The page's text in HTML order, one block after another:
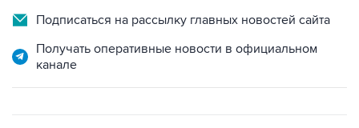
Подписаться на рассылку главных новостей сайта
Получать оперативные новости в официальном
канале